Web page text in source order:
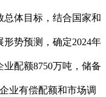
体目标，结合国家和
势预测，确定2024年
配额8750万吨，储备
业有偿配额和市场调